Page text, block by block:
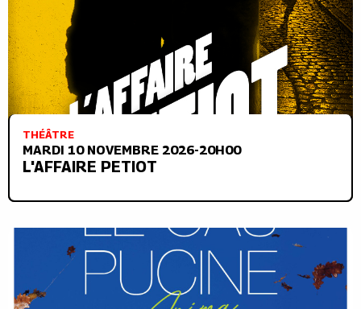
THÉÂTRE
MARDI 10 NOVEMBRE 2026-20H00
L'AFFAIRE PETIOT